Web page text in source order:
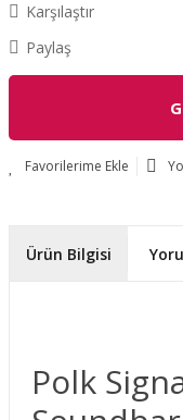
Karşılaştır
Paylaş
Ürün Bilgisi
Polk